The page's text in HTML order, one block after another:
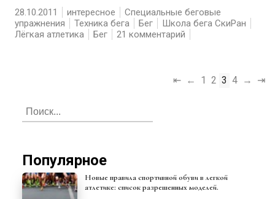
28.10.2011 интересное
Специальные беговые
упражнения
Техника бега Бег
Школа бега СкиРан
Лёгкая атлетика
Бег 21 комментарий
⇤ ← 1 2 3 4 → ⇥
Популярное
Новые правила спортивной обуви в легкой
атлетике: список разрешенных моделей.